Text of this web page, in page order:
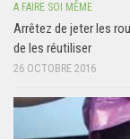
A FAIRE SOI MÊME
Arrêtez de jeter les
de les réutiliser
26 OCTOBRE 2016